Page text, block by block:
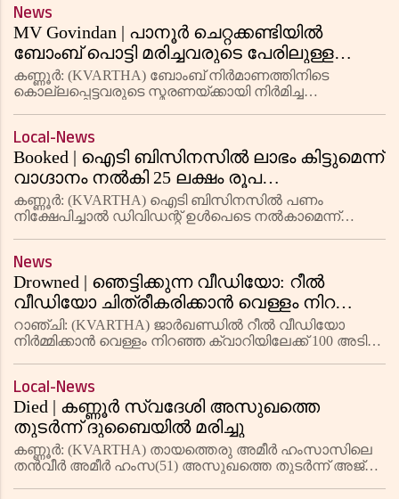
നടന്നതോടെ സ്ത്രീകള്‍ക്ക്
News
MV Govindan | പാനൂര്‍ ചെറ്റക്കണ്ടിയില്‍
ബോംബ് പൊട്ടി മരിച്ചവരുടെ പേരിലുള്ള
സ്മാരക മന്ദിരം ഉദ് ഘാടനത്തിന് എംവി
ഗോവിന്ദന്‍ എത്തിയില്ല; സിപിഎം
സംസ്ഥാന സെക്രടറിയെ പുറകോട്ട്
അടുപ്പിച്ചത് വിവാദങ്ങളെന്ന് സൂചന
കണ്ണൂര്‍: (KVARTHA) ബോംബ് നിര്‍മാണത്തിനിടെ
കൊല്ലപ്പെട്ടവരുടെ സ്മരണയ്ക്കായി നിര്‍മിച്ച
എംവി ഗോവിന്ദന്‍ വിട്ടുനിന്നു.
Local-News
Booked | ഐടി ബിസിനസില്‍ ലാഭം കിട്ടുമെന്ന്
വാഗ്ദാനം നല്‍കി 25 ലക്ഷം രൂപ
തട്ടിയെടുത്തുവെന്ന പരാതിയില്‍
വ്യവസായി രാജേഷ് നമ്പ്യാര്‍ ഉള്‍പെടെ 3
പേര്‍ക്കെതിരെ കേസെടുത്തു
കണ്ണൂര്‍: (KVARTHA) ഐടി ബിസിനസില്‍ പണം
നിക്ഷേപിച്ചാല്‍ ഡിവിഡന്റ് ഉള്‍പെടെ നല്‍കാമെന്ന്
ഉള്‍പെടെ മൂന്നുപേര്‍ക്
News
Drowned | ഞെട്ടിക്കുന്ന വീഡിയോ: റീൽ
വീഡിയോ ചിത്രീകരിക്കാൻ വെള്ളം നിറഞ്ഞ
ക്വാറിയിലേക്ക് 100 അടി ഉയരത്തിൽ നിന്ന്
ചാടി; യുവാവ് മുങ്ങിമരിച്ചു
റാഞ്ചി: (KVARTHA) ജാർഖണ്ഡിൽ റീൽ വീഡിയോ
നിർമ്മിക്കാൻ വെള്ളം നിറഞ്ഞ ക്വാറിയിലേക്ക് 100 അടി
പരിധിയിലെ
Local-News
Died | കണ്ണൂര്‍ സ്വദേശി അസുഖത്തെ
തുടര്‍ന്ന് ദുബൈയില്‍ മരിച്ചു
കണ്ണൂര്‍: (KVARTHA) തായത്തെരു അമീര്‍ ഹംസാസിലെ
തന്‍വീര്‍ അമീര്‍ ഹംസ(51) അസുഖത്തെ തുടര്‍ന്ന് അജ്